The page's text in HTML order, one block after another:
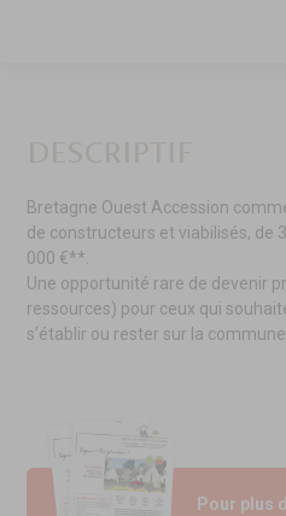
Bretagne Ouest Accession
de constructeurs et viabilisés, de
000 €**.
Une opportunité rare de devenir
ressources) pour ceux qui
s’établir ou rester sur la
Pour plus